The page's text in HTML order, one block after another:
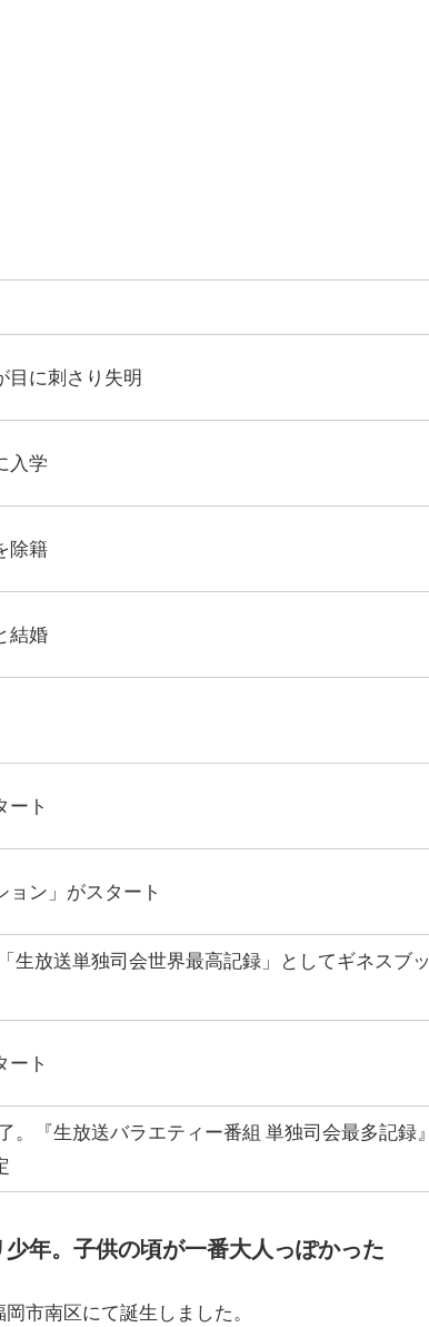
目に刺さり失明
入学
除籍
結婚
ート
ョン」がスタート
「生放送単独司会世界最高記録」としてギネスブッ
ート
。
『生放送バラエティー番組 単独司会最多記録』
年。子供の頃が一番大人っぽかった
市南区にて誕生しました。